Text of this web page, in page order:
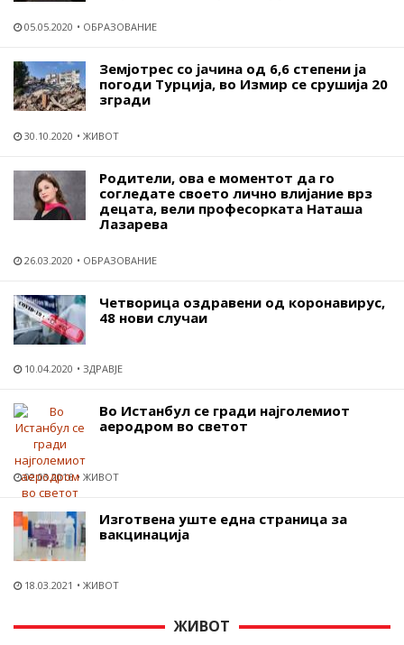
05.05.2020 ОБРАЗОВАНИЕ
Земјотрес со јачина од 6,6 степени ја
погоди Турција, во Измир се срушија 20
згради
30.10.2020 ЖИВОТ
Родители, ова е моментот да го
согледате своето лично влијание врз
децата, вели професорката Наташа
Лазарева
26.03.2020 ОБРАЗОВАНИЕ
Четворица оздравени од коронавирус,
48 нови случаи
10.04.2020 ЗДРАВЈЕ
Во Истанбул се гради најголемиот
аеродром во светот
02.03.2016 ЖИВОТ
Изготвена уште една страница за
вакцинација
18.03.2021 ЖИВОТ
ЖИВОТ